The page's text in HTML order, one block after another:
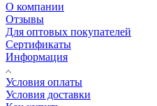
О компании
Отзывы
Для оптовых покупателей
Сертификаты
Информация
Условия оплаты
Условия доставки